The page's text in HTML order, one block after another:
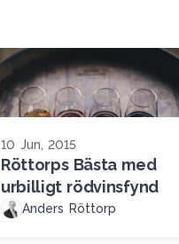
10 Jun, 2015
Röttorps Bästa med
urbilligt rödvinsfynd
Anders Röttorp